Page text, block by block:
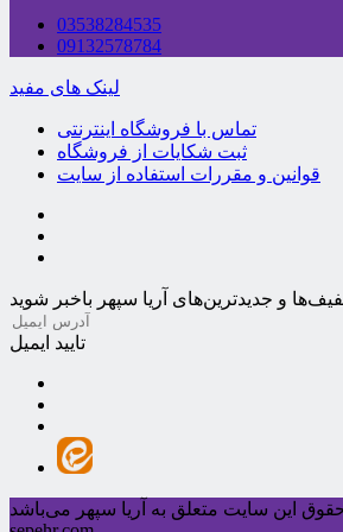
03538284535
09132578784
لینک های مفید
تماس با فروشگاه اینترنتی
ثبت شکایات از فروشگاه
قوانین و مقررات استفاده از سایت
تایید ایمیل